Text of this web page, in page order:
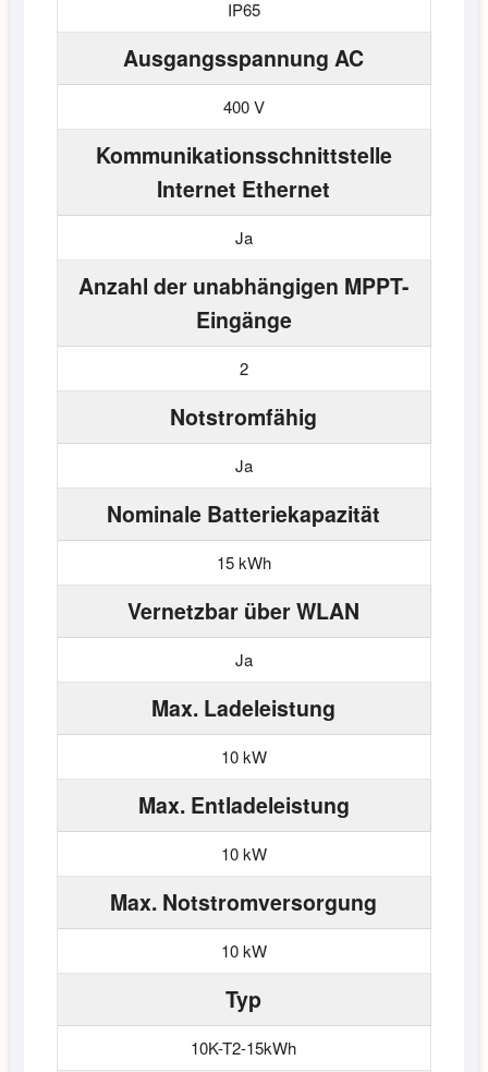
IP65
Ausgangsspannung AC
400 V
Kommunikationsschnittstelle
Internet Ethernet
Ja
Anzahl der unabhängigen MPPT-
Eingänge
2
Notstromfähig
Ja
Nominale Batteriekapazität
15 kWh
Vernetzbar über WLAN
Ja
Max. Ladeleistung
10 kW
Max. Entladeleistung
10 kW
Max. Notstromversorgung
10 kW
Typ
10K-T2-15kWh